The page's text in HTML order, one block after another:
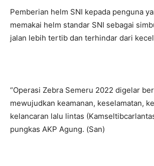
Pemberian helm SNI kepada penguna
memakai helm standar SNI sebagai
jalan lebih tertib dan terhindar dari
“Operasi Zebra Semeru 2022 digelar
mewujudkan keamanan, keselamatan,
kelancaran lalu lintas
pungkas AKP Agung. (San)